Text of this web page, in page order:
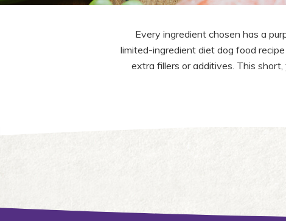
Every ingredient chosen has a
limited-ingredient diet dog food
extra fillers or additives. This